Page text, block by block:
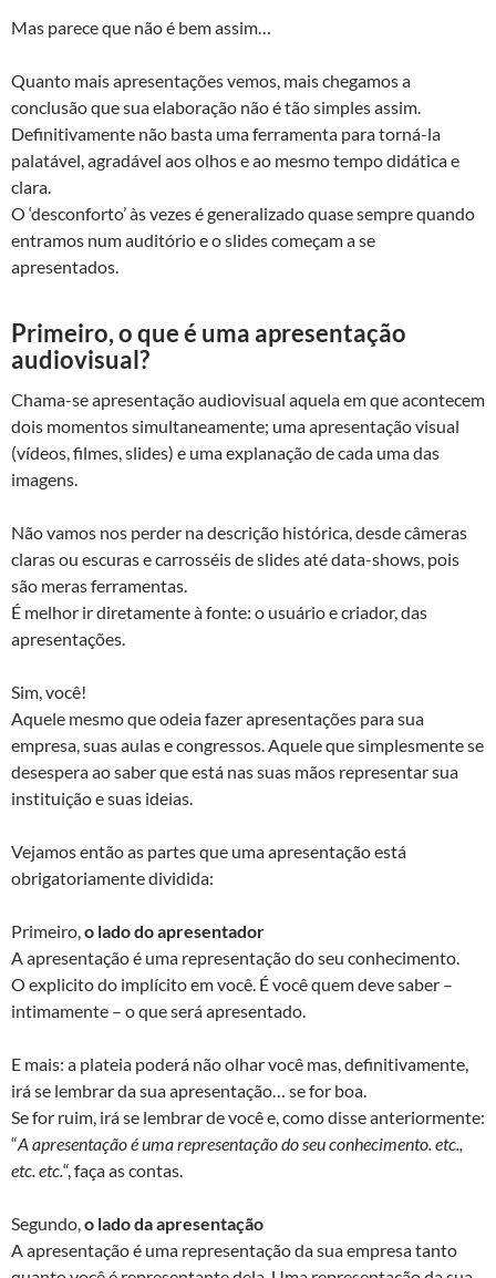
Mas parece que não é bem assim…
Quanto mais apresentações vemos, mais chegamos a
conclusão que sua elaboração não é tão simples assim.
Definitivamente não basta uma ferramenta para torná-la
palatável, agradável aos olhos e ao mesmo tempo didática e
clara.
O ‘desconforto’ às vezes é generalizado quase sempre quando
entramos num auditório e o slides começam a se
apresentados.
Primeiro, o que é uma apresentação
audiovisual?
Chama-se apresentação audiovisual aquela em que acontecem
dois momentos simultaneamente; uma apresentação visual
(vídeos, filmes, slides) e uma explanação de cada uma das
imagens.
Não vamos nos perder na descrição histórica, desde câmeras
claras ou escuras e carrosséis de slides até data-shows, pois
são meras ferramentas.
É melhor ir diretamente à fonte: o usuário e criador, das
apresentações.
Sim, você!
Aquele mesmo que odeia fazer apresentações para sua
empresa, suas aulas e congressos. Aquele que simplesmente se
desespera ao saber que está nas suas mãos representar sua
instituição e suas ideias.
Vejamos então as partes que uma apresentação está
obrigatoriamente dividida:
Primeiro, o lado do apresentador
A apresentação é uma representação do seu conhecimento.
O explicito do implícito em você. É você quem deve saber –
intimamente – o que será apresentado.
E mais: a plateia poderá não olhar você mas, definitivamente,
irá se lembrar da sua apresentação… se for boa.
Se for ruim, irá se lembrar de você e, como disse anteriormente:
“A apresentação é uma representação do seu conhecimento. etc.,
etc. etc.“, faça as contas.
Segundo, o lado da apresentação
A apresentação é uma representação da sua empresa tanto